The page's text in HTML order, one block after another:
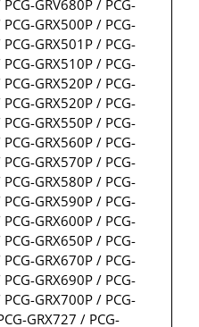
GRV680P / PCG-
GRX500P / PCG-
GRX501P / PCG-
GRX510P / PCG-
GRX520P / PCG-
GRX520P / PCG-
GRX550P / PCG-
GRX560P / PCG-
GRX570P / PCG-
GRX580P / PCG-
GRX590P / PCG-
GRX600P / PCG-
GRX650P / PCG-
GRX670P / PCG-
GRX690P / PCG-
GRX700P / PCG-
GRX727 / PCG-